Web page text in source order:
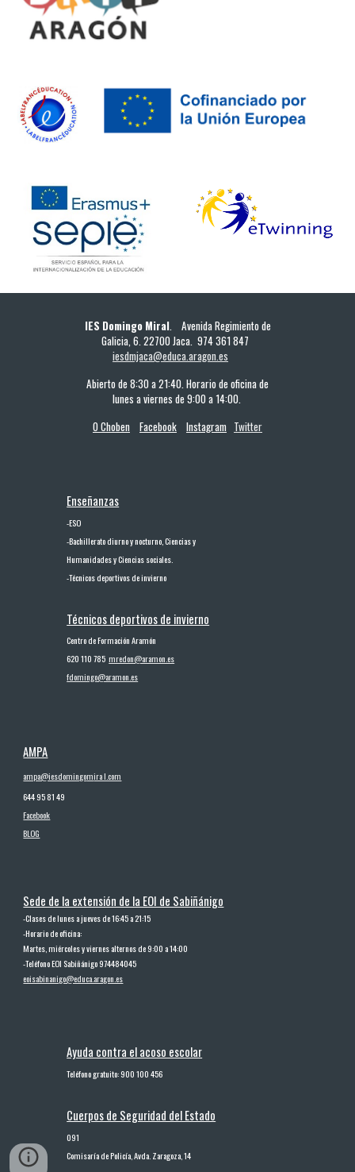
IES Domingo Miral. Avenida Regimiento de
Galicia, 6. 22700 Jaca. 974 361 847
iesdmjaca@educa.aragon.es
Abierto de 8:30 a 21:40. Horario de oficina de
lunes a viernes de 9:00 a 14:00.
O Choben
Facebook Instagram Twitter
Enseñanzas
-ESO
-Bachillerato diurno y nocturno, Ciencias y
Humanidades y Ciencias sociales.
-Técnicos deportivos de invierno
Técnicos deportivosde invierno
Centro de Formación Aramón
620 110 785mredon@aramon.es
fdomingo@aramon.es
AMPA
ampa@iesdomingomira l.com
644 95 81 49
Facebook
BLOG
Sede de la extensión de la EOI de Sabiñánigo
-Clases de lunes a jueves de 16:45 a 21:15
-Horario de oficina:
Martes, miércoles y viernes alternos de 9:00 a 14:00
-Teléfono EOI Sabiñánigo 974484045
eoisabinanigo@educa.aragon.es
Ayuda contra el acoso escolar
Teléfono gratuito: 900 100 456
Cuerpos de Seguridad del Estado
091
Comisaría de Policía, Avda. Zaragoza, 14